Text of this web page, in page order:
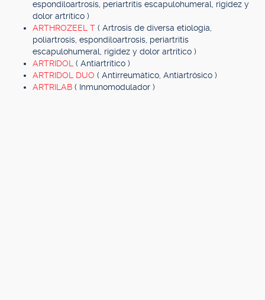
espondiloartrosis, periartritis escapulohumeral, rigidez y
dolor artrítico )
ARTHROZEEL T ( Artrosis de diversa etiología,
poliartrosis, espondiloartrosis, periartritis
escapulohumeral, rigidez y dolor artrítico )
ARTRIDOL ( Antiartrítico )
ARTRIDOL DUO ( Antirreumático, Antiartrósico )
ARTRILAB ( Inmunomodulador )